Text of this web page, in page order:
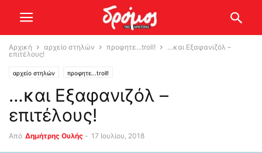
Αρχική αρχείο στηλών προφητε...troll!
…και Εξαφανιζόλ –
επιτέλους!
αρχείο στηλών προφητε...troll!
…και Εξαφανιζόλ –
επιτέλους!
Από Δημήτρης Ουλής - 17 Ιουλίου, 2018